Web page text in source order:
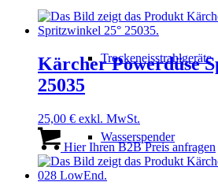
Trockeneisstrahlgeräte
Wasserspender
Kärcher Powerdüse
25035
25,00 € exkl. MwSt.
Hier Ihren B2B Preis anfragen